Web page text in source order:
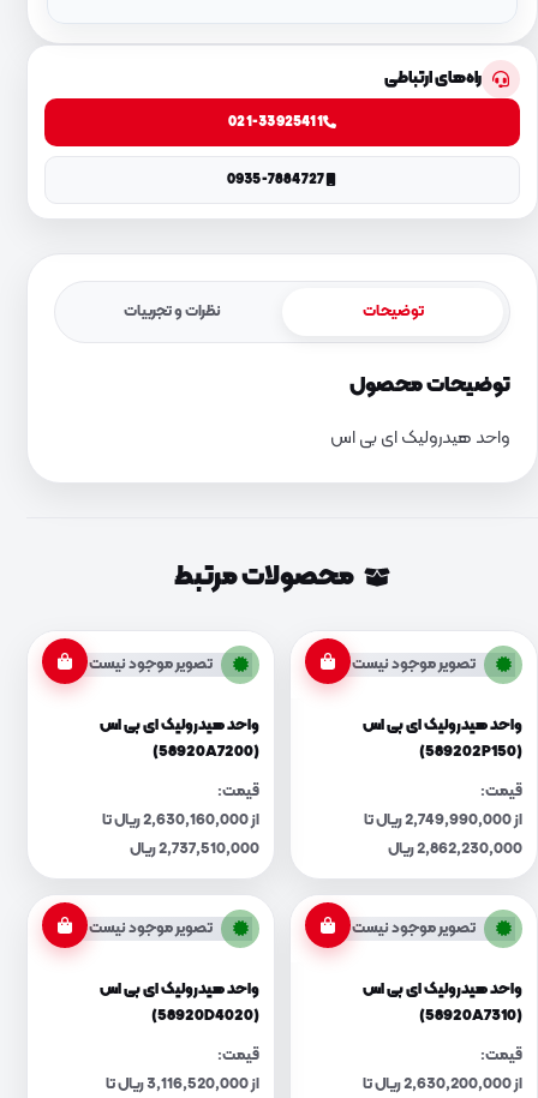
راه‌های ارتباطی
021-33925411
0935-7884727
توضیحات نظرات و تجربیات
توضیحات محصول
واحد هیدرولیک ای بی اس
محصولات مرتبط
تصویر موجود نیست
واحد هیدرولیک ای بی اس
(589202P150)
قیمت:
از 2,749,990,000 ریال تا
2,862,230,000 ریال
تصویر موجود نیست
واحد هیدرولیک ای بی اس
(58920A7200)
قیمت:
از 2,630,160,000 ریال تا
2,737,510,000 ریال
تصویر موجود نیست
واحد هیدرولیک ای بی اس
(58920A7310)
قیمت:
از 2,630,200,000 ریال تا
تصویر موجود نیست
واحد هیدرولیک ای بی اس
(58920D4020)
قیمت:
از 3,116,520,000 ریال تا